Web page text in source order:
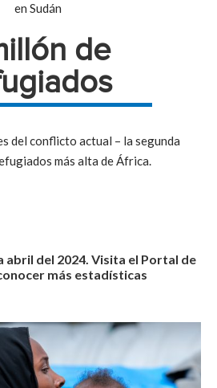
en Sudán
de
del conflicto actual – la segunda
más alta de África.
abril del 2024. Visita el Portal de
más estadísticas